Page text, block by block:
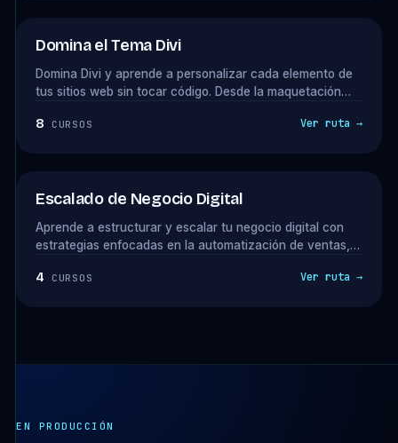
Domina el Tema Divi
Domina Divi y aprende a personalizar cada elemento de
tus sitios web sin tocar código. Desde la maquetación
efectos visuales y optimización de velocidad, todo lo que
8 CURSOS Ver ruta →
Escalado de Negocio Digital
Aprende a estructurar y escalar tu negocio digital con
estrategias enfocadas en la automatización de ventas,
Descubre cómo atraer clientes premium, ofrecer upsells
4 CURSOS Ver ruta →
EN PRODUCCIÓN